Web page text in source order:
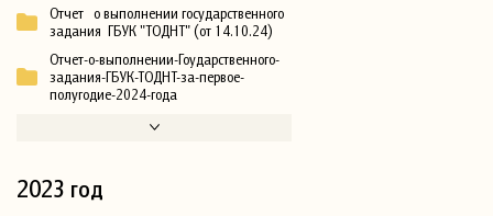
Отчет о выполнении государственного
задания ГБУК "ТОДНТ" (от 14.10.24)
Отчет-о-выполнении-Гоударственного-
задания-ГБУК-ТОДНТ-за-первое-
полугодие-2024-года
2023 год